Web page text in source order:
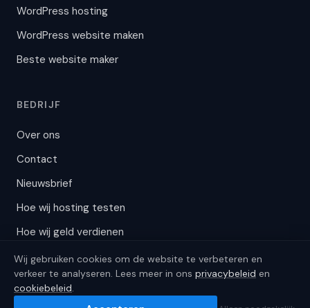
WordPress hosting
WordPress website maken
Beste website maker
BEDRIJF
Over ons
Contact
Nieuwsbrief
Hoe wij hosting testen
Hoe wij geld verdienen
© 2026 Start24.nl (KvK 81019556). Alle rechten voorbehouden.
Wij gebruiken cookies om de website te verbeteren en
verkeer te analyseren. Lees meer in ons privacybeleid en
cookiebeleid.
This page is in Dutch.
Translate to English ×